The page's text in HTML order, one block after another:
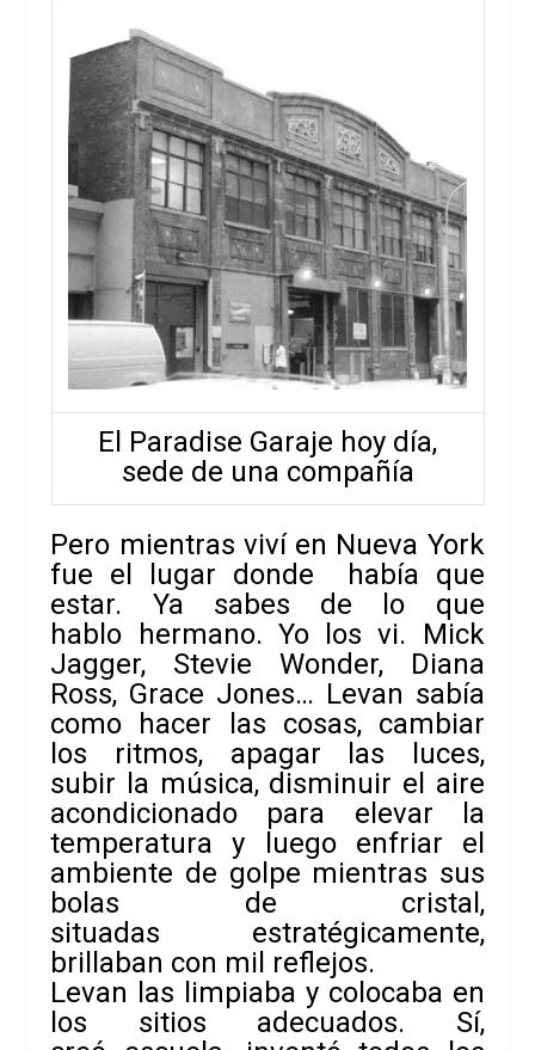
El Paradise Garaje hoy día,
sede de una compañía
Pero mientras viví en Nueva York
fue el lugar donde había que
estar. Ya sabes de lo que
hablo hermano. Yo los vi. Mick
Jagger, Stevie Wonder, Diana
Ross, Grace Jones… Levan sabía
como hacer las cosas, cambiar
los ritmos, apagar las luces,
subir la música, disminuir el aire
acondicionado para elevar la
temperatura y luego enfriar el
ambiente de golpe mientras sus
bolas de cristal,
situadas estratégicamente,
brillaban con mil reflejos.
Levan las limpiaba y colocaba en
los sitios adecuados. Sí,